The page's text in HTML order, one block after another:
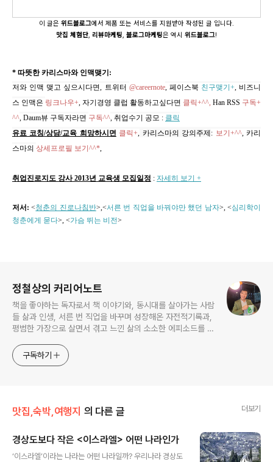
이 글은 위드블로그에서 제품 또는 서비스를 지원받아 작성된 글 입니다.
맛집 체험단, 리뷰마케팅, 블로그마케팅은 역시 위드블로그!
* 따뜻한 카리스마와 인맥맺기:
저와 인맥 맺고 싶으시다면, 트위터 @careernote, 페이스북 친구맺기+, 비즈니
스 인맥은 링크나우+, 자기경영 클럽 활동하고싶다면 클릭+^^, Han RSS 구독+
^^, Daum뷰 구독자라면 구독^^, 취업수기 공모 : 클릭
유료 코칭/상담/교육 희망하시면 클릭+, 카리스마의 강의주제 : 보기+^^,카리
스마의 상세프로필 보기^^*,
취업진로지도 강사 2013년 교육생 모집일정 : 자세히 보기 +
저서: <청춘의 진로나침반>,<서른 번 직업을 바꿔야만 했던 남자>, <심리학이
청춘에게 묻다>, <가슴 뛰는 비전>
정철상의 커리어노트
책을 좋아하는 독자로서 책 이야기와, 동시대를 살아가는 사람
들 삶과 인생, 서른 번 직업을 바꾸며 성장해온 자전적기록과,
평범한 가장으로 살면서 겪고 느낀 삶의 소소한 에피소드를 전
고픈 커리어코치, 유튜브: 정교수의 인생수업
구독하기
맛집,숙박,여행지 의 다른 글 더보기
경상도보다 작은 <이스라엘> 어떤 나라인가
‘이스라엘’이라는 나라는 어떤 나라일까? 우리나라 경상도